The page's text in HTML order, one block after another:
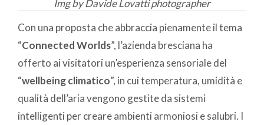
Img by Davide Lovatti photographer
Con una proposta che abbraccia pienamente il tema
“Connected Worlds”, l’azienda bresciana ha
offerto ai visitatori un’esperienza sensoriale del
“wellbeing climatico”, in cui temperatura, umidità e
qualità dell’aria vengono gestite da sistemi
intelligenti per creare ambienti armoniosi e salubri. I